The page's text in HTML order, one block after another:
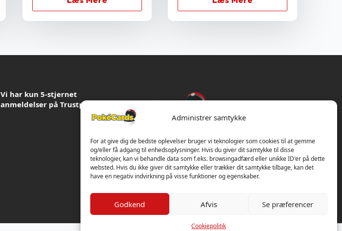
Administrer samtykke
For at give dig de bedste oplevelser bruger vi teknologier som cookies til at gemme
og/eller få adgang til enhedsoplysninger. Hvis du giver dit samtykke til disse
teknologier, kan vi behandle data som f.eks. browsingadfærd eller unikke ID'er på dette
websted. Hvis du ikke giver dit samtykke eller trækker dit samtykke tilbage, kan det
have en negativ indvirkning på visse funktioner og egenskaber.
Godkend Afvis Se præferencer
Cookiepolitik
Vi har kun 5-stjernet
anmeldelser på Trustpilot